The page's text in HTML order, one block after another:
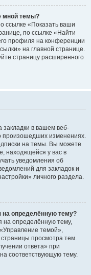
мной темы?
ссылке «Показать ваши
по ссылке «Найти
профиля на конференции
на главной странице.
страницу расширенного
закладки в вашем веб-
произошедших изменениях.
на темы. Вы можете
находящейся у вас в
уведомления об
для закладок и
личного раздела.
на определённую тему?
на определённую тему,
темой»,
страницы просмотра тем.
ответа» при
соответствующую тему.